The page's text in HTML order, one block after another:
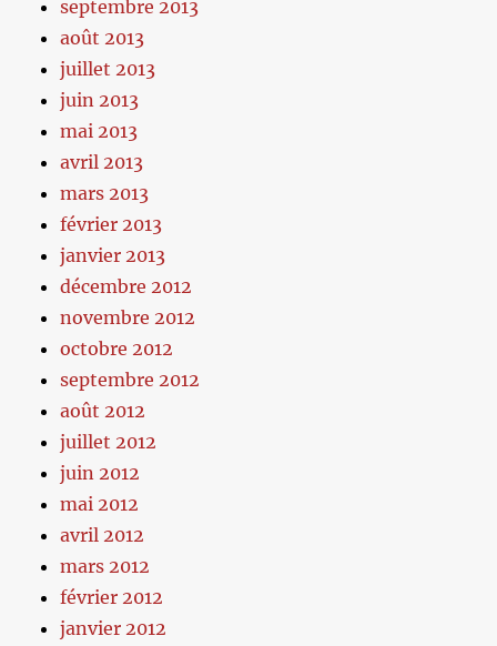
septembre 2013
août 2013
juillet 2013
juin 2013
mai 2013
avril 2013
mars 2013
février 2013
janvier 2013
décembre 2012
novembre 2012
octobre 2012
septembre 2012
août 2012
juillet 2012
juin 2012
mai 2012
avril 2012
mars 2012
février 2012
janvier 2012